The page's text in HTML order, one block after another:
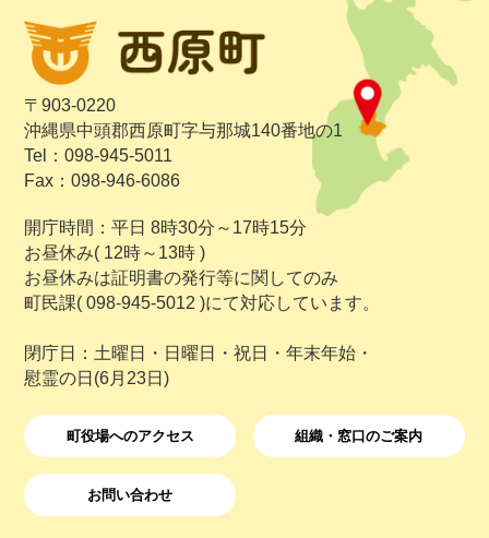
〒903-0220
沖縄県中頭郡西原町字与那城140番地の1
Tel：098-945-5011
Fax：098-946-6086
開庁時間：平日 8時30分～17時15分
お昼休み( 12時～13時 )
お昼休みは証明書の発行等に関してのみ
町民課( 098-945-5012 )にて対応しています。
閉庁日：土曜日・日曜日・祝日・年末年始・
慰霊の日(6月23日)
町役場へのアクセス 組織・窓口のご案内
お問い合わせ